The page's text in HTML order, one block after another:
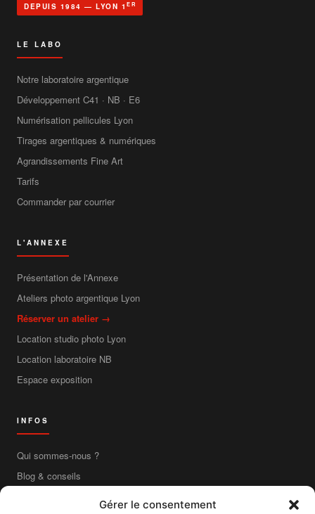
Gérer le consentement
DEPUIS 1984 — LYON 1 ER
LE LABO
Notre laboratoire argentique
Développement C41 · NB · E6
Numérisation pellicules Lyon
Tirages argentiques & numériques
Agrandissements Fine Art
Tarifs
Commander par courrier
L'ANNEXE
Présentation de l'Annexe
Ateliers photo argentique Lyon
Réserver un atelier →
Location studio photo Lyon
Location laboratoire NB
Espace exposition
INFOS
Qui sommes-nous ?
Blog & conseils